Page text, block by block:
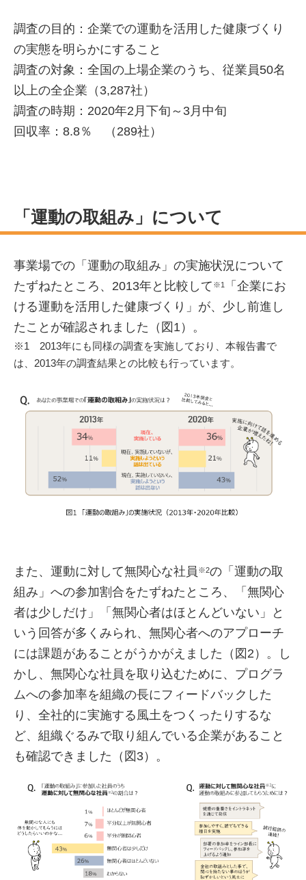
調査の目的：企業での運動を活用した健康づくり
の実態を明らかにすること
調査の対象：全国の上場企業のうち、従業員50名
以上の全企業（3,287社）
調査の時期：2020年2月下旬～3月中旬
回収率：8.8％ （289社）
「運動の取組み」について
事業場での「運動の取組み」の実施状況について
たずねたところ、2013年と比較して ※1
「企業にお
ける運動を活用した健康づくり」が、少し前進し
たことが確認されました（図1）。
※1 2013年にも同様の調査を実施しており、本報告書で
は、2013年の調査結果との比較も行っています。
また、運動に対して無関心な社員 ※2の「運動の取
組み」への参加割合をたずねたところ、「無関心
者は少しだけ」「無関心者はほとんどいない」と
いう回答が多くみられ、無関心者へのアプローチ
には課題があることがうかがえました（図2）。し
かし、無関心な社員を取り込むために、プログラ
ムへの参加率を組織の長にフィードバックした
り、全社的に実施する風土をつくったりするな
ど、組織ぐるみで取り組んでいる企業があること
も確認できました（図3）。